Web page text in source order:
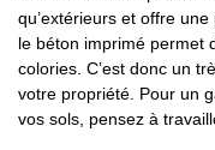
qu’extérieurs et offre
le béton imprimé permet
colories. C’est donc un
votre propriété. Pour un
vos sols, pensez à